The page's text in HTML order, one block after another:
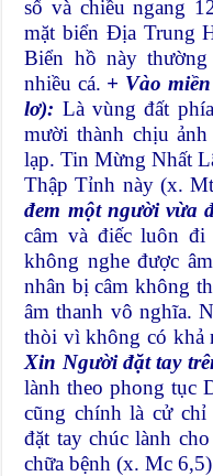
số và chiều ngang
mặt biển Địa Trung
Biển hồ này
nhiều cá. + Vào
lơ): Là vùng đất
mười thành chịu
lạp. Tin Mừng Nhất
Thập Tỉnh này (x.
đem một người vừa
câm và điếc luôn
không nghe được
nhân bị câm không
âm thanh vô nghĩa.
thòi vì không có khả
Xin Người đặt tay
lành theo phong tục
cũng chính là cử
đặt tay chúc lành
chữa bệnh (x. Mc